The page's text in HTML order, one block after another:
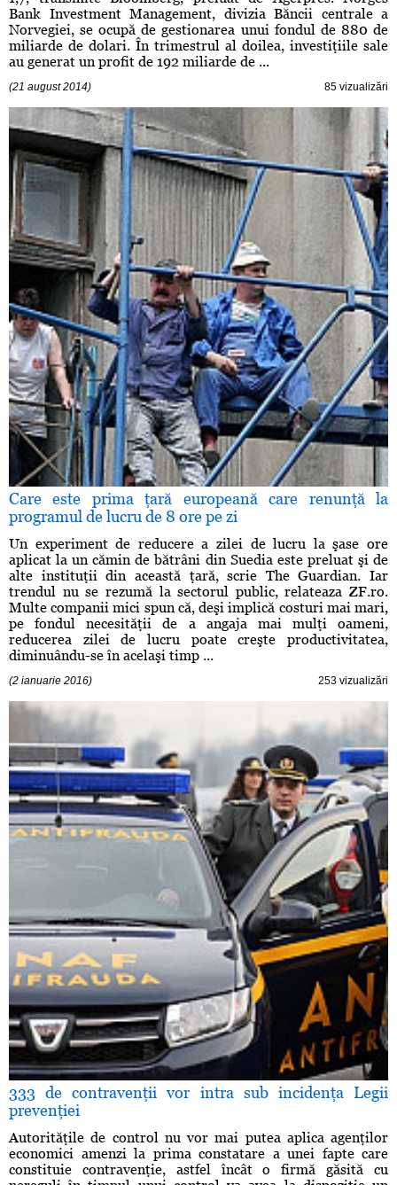
Bank Investment Management, divizia Băncii centrale a
Norvegiei, se ocupă de gestionarea unui fondul de 880 de
miliarde de dolari. În trimestrul al doilea, investiţiile sale
au generat un profit de 192 miliarde de ...
(21 august 2014) 85 vizualizări
Care este prima ţară europeană care renunţă la
programul de lucru de 8 ore pe zi
Un experiment de reducere a zilei de lucru la şase ore
aplicat la un cămin de bătrâni din Suedia este preluat şi de
alte instituţii din această ţară, scrie The Guardian. Iar
trendul nu se rezumă la sectorul public, relateaza ZF.ro.
Multe companii mici spun că, deşi implică costuri mai mari,
pe fondul necesităţii de a angaja mai mulţi oameni,
reducerea zilei de lucru poate creşte productivitatea,
diminuându-se în acelaşi timp ...
(2 ianuarie 2016) 253 vizualizări
333 de contravenţii vor intra sub incidenţa Legii
prevenţiei
Autorităţile de control nu vor mai putea aplica agenţilor
economici amenzi la prima constatare a unei fapte care
constituie contravenţie, astfel încât o firmă găsită cu